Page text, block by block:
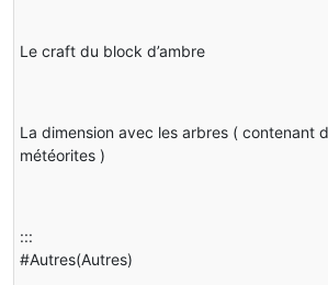
Le craft du block d’ambre
La dimension avec les arbres ( contenant
météorites )
:::
#Autres(Autres)